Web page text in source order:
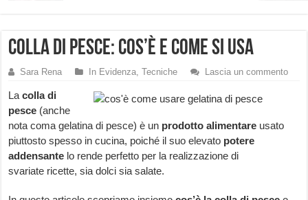
Colla di pesce: cos’è e come si usa
Sara Rena In Evidenza,Tecniche Lascia un commento
Lacolla di
pesce (anche
nota coma gelatina di pesce) è un prodotto alimentare usato
piuttosto spesso in cucina, poiché il suo elevato potere
addensante lo rende perfetto per la realizzazione di
svariate ricette, sia dolci sia salate.